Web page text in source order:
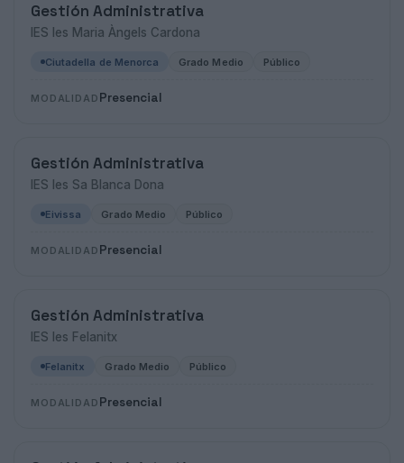
Gestión Administrativa
IES Ies Maria Àngels Cardona
Ciutadella de Menorca Grado Medio Público
MODALIDAD Presencial
Gestión Administrativa
IES Ies Sa Blanca Dona
Eivissa Grado Medio Público
MODALIDAD Presencial
Gestión Administrativa
IES Ies Felanitx
Felanitx Grado Medio Público
MODALIDAD Presencial